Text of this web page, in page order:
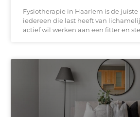
Fysiotherapie in Haarlem is de juiste
iedereen die last heeft van
actief wil werken aan een fitter en